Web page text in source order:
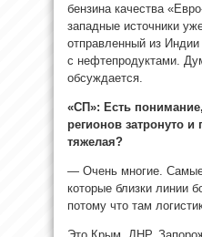
бензина качества
западные источники
отправленный из Индии
с нефтепродуктами.
обсуждается.
«СП»: Есть
регионов затронуто и
тяжелая?
— Очень многие. Самые
которые близки линии
потому что там
Это Крым, ДНР,